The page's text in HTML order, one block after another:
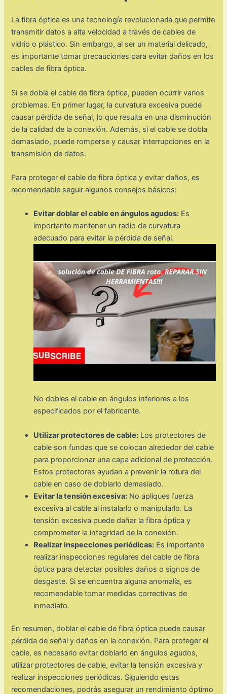
La fibra óptica es una tecnología revolucionaria que permite
transmitir datos a alta velocidad a través de cables de
vidrio o plástico. Sin embargo, al ser un material delicado,
es importante tomar precauciones para evitar daños en los
cables de fibra óptica.
Si se dobla el cable de fibra óptica, pueden ocurrir varios
problemas. En primer lugar, la curvatura excesiva puede
causar pérdida de señal, lo que resulta en una disminución
de la calidad de la conexión. Además, si el cable se dobla
demasiado, puede romperse y causar interrupciones en la
transmisión de datos.
Para proteger el cable de fibra óptica y evitar daños, es
recomendable seguir algunos consejos básicos:
Evitar doblar el cable en ángulos agudos: Es
importante mantener un radio de curvatura
adecuado para evitar la pérdida de señal.
No dobles el cable en ángulos inferiores a los
especificados por el fabricante.
Utilizar protectores de cable: Los protectores de
cable son fundas que se colocan alrededor del cable
para proporcionar una capa adicional de protección.
Estos protectores ayudan a prevenir la rotura del
cable en caso de doblarlo demasiado.
Evitar la tensión excesiva: No apliques fuerza
excesiva al cable al instalarlo o manipularlo. La
tensión excesiva puede dañar la fibra óptica y
comprometer la integridad de la conexión.
Realizar inspecciones periódicas: Es importante
realizar inspecciones regulares del cable de fibra
óptica para detectar posibles daños o signos de
desgaste. Si se encuentra alguna anomalía, es
recomendable tomar medidas correctivas de
inmediato.
En resumen, doblar el cable de fibra óptica puede causar
pérdida de señal y daños en la conexión. Para proteger el
cable, es necesario evitar doblarlo en ángulos agudos,
utilizar protectores de cable, evitar la tensión excesiva y
realizar inspecciones periódicas. Siguiendo estas
recomendaciones, podrás asegurar un rendimiento óptimo